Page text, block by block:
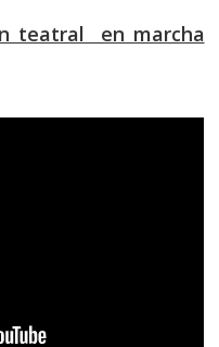
teatral en marcha